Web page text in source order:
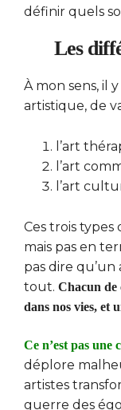
définir quels
Les
À mon sens, il
artistique, de
l’art
l’art
l’art
Ces trois types
mais pas en
pas dire
tout. Chacun de
dans nos vies, et
Ce n’est pas une
déplore
artistes
guerre des